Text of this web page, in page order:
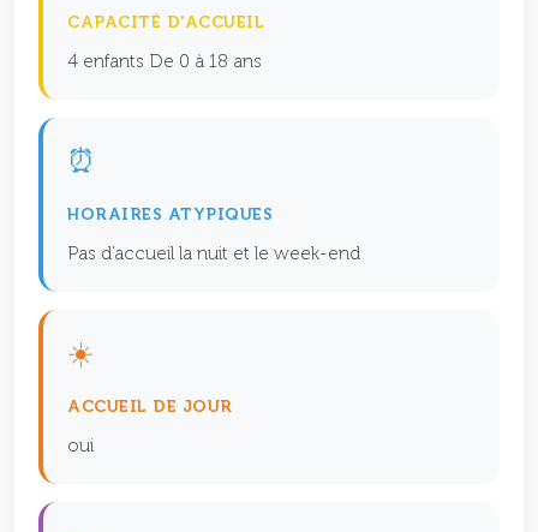
CAPACITÉ D'ACCUEIL
4 enfants De 0 à 18 ans
⏰
HORAIRES ATYPIQUES
Pas d'accueil la nuit et le week-end
☀️
ACCUEIL DE JOUR
oui